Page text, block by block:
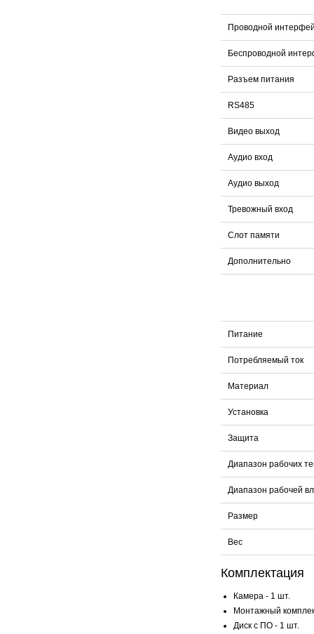
Проводной
Беспроводной
Разъем питания
RS485
Видео выход
Аудио вход
Аудио выход
Тревожный вход
Слот памяти
Дополнительно
Питание
Потребляемый ток
Материал
Установка
Защита
Диапазон рабочих
Диапазон рабочей
Размер
Вес
Комплектация
Камера - 1 шт.
Монтажный
Диск с ПО - 1 шт.